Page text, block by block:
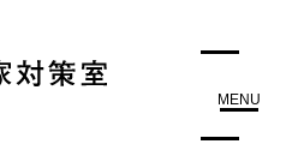
MENU